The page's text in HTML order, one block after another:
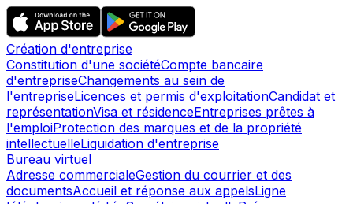
Création d'entreprise
Constitution d'une sociétéCompte bancaire
d'entrepriseChangements au sein de
l'entrepriseLicences et permis d'exploitationCandidat et
représentationVisa et résidenceEntreprises prêtes à
l'emploiProtection des marques et de la propriété
intellectuelleLiquidation d'entreprise
Bureau virtuel
Adresse commercialeGestion du courrier et des
documentsAccueil et réponse aux appelsLigne